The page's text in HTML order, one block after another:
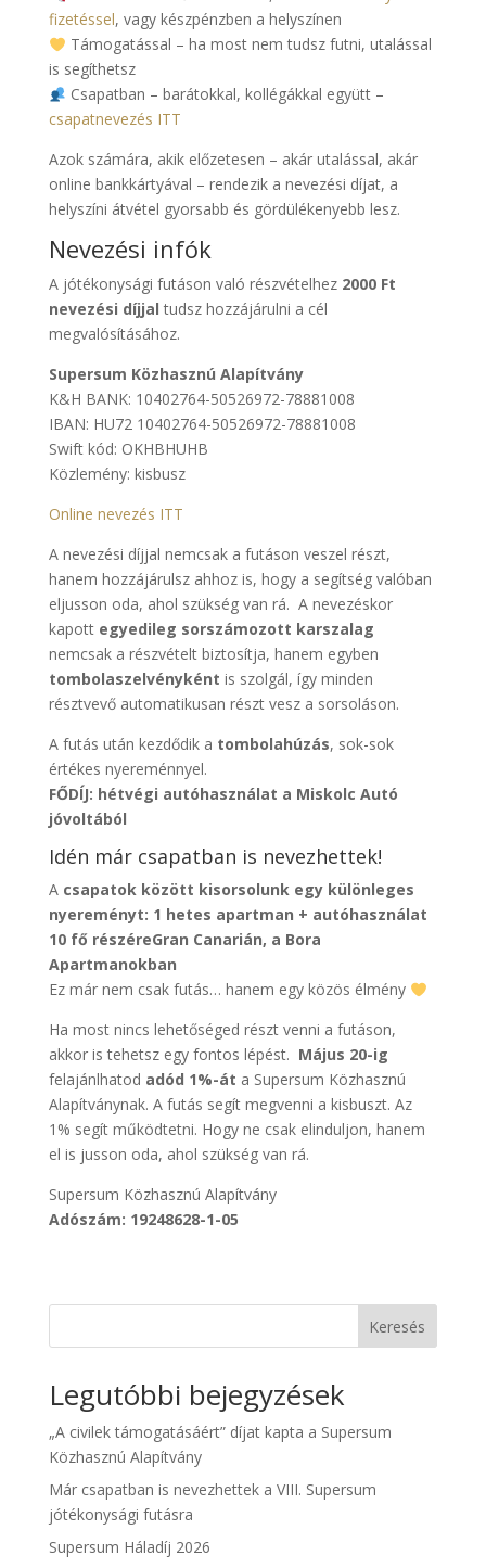
fizetéssel, vagy készpénzben a helyszínen
Támogatással – ha most nem tudsz futni, utalással
is segíthetsz
Csapatban – barátokkal, kollégákkal együtt –
csapatnevezés ITT
Azok számára, akik előzetesen – akár utalással, akár
online bankkártyával – rendezik a nevezési díjat, a
helyszíni átvétel gyorsabb és gördülékenyebb lesz.
Nevezési infók
A jótékonysági futáson való részvételhez 2000 Ft
nevezési díjjal tudsz hozzájárulni a cél
megvalósításához.
Supersum Közhasznú Alapítvány
K&H BANK: 10402764-50526972-78881008
IBAN: HU72 10402764-50526972-78881008
Swift kód: OKHBHUHB
Közlemény: kisbusz
Online nevezés ITT
A nevezési díjjal nemcsak a futáson veszel részt,
hanem hozzájárulsz ahhoz is, hogy a segítség valóban
eljusson oda, ahol szükség van rá. A nevezéskor
kapott egyedileg sorszámozott karszalag
nemcsak a részvételt biztosítja, hanem egyben
tombolaszelvényként is szolgál, így minden
résztvevő automatikusan részt vesz a sorsoláson.
A futás után kezdődik a tombolahúzás, sok-sok
értékes nyereménnyel.
FŐDÍJ: hétvégi autóhasználat a Miskolc Autó
jóvoltából
Idén már csapatban is nevezhettek!
A csapatok között kisorsolunk egy különleges
nyereményt: 1 hetes apartman + autóhasználat
10 fő részéreGran Canarián, a Bora
Apartmanokban
Ez már nem csak futás… hanem egy közös élmény
Ha most nincs lehetőséged részt venni a futáson,
akkor is tehetsz egy fontos lépést. Május 20-ig
felajánlhatod adód 1%-át a Supersum Közhasznú
Alapítványnak. A futás segít megvenni a kisbuszt. Az
1% segít működtetni. Hogy ne csak elinduljon, hanem
el is jusson oda, ahol szükség van rá.
Supersum Közhasznú Alapítvány
Adószám: 19248628-1-05
Keresés
Legutóbbi bejegyzések
„A civilek támogatásáért” díjat kapta a Supersum
Közhasznú Alapítvány
Már csapatban is nevezhettek a VIII. Supersum
jótékonysági futásra
Supersum Háladíj 2026